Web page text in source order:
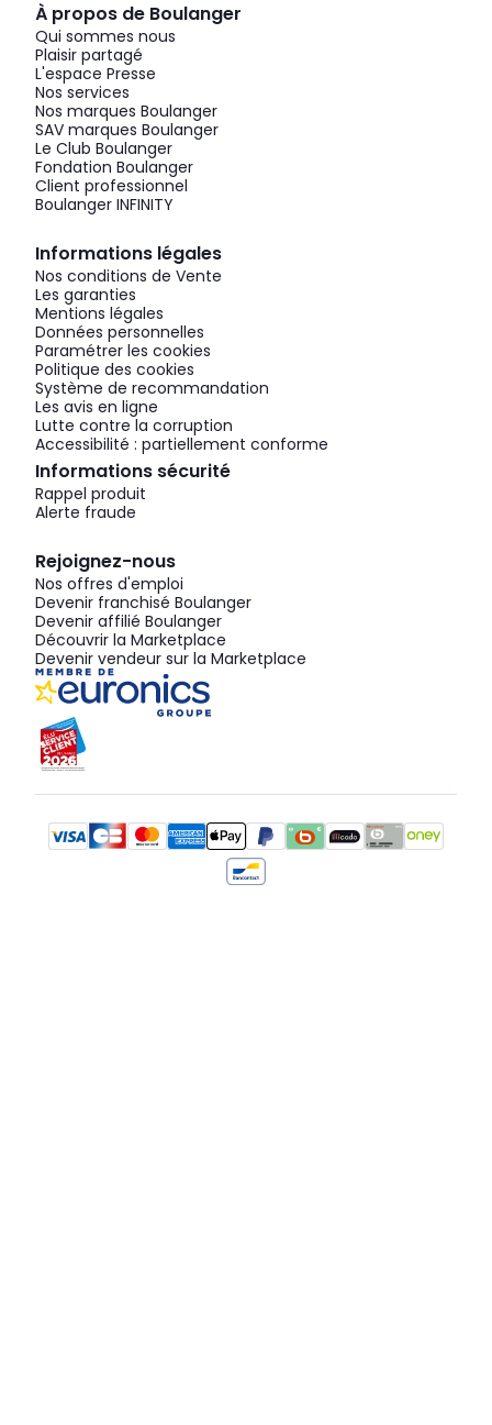
À propos de Boulanger
Qui sommes nous
Plaisir partagé
L'espace Presse
Nos services
Nos marques Boulanger
SAV marques Boulanger
Le Club Boulanger
Fondation Boulanger
Client professionnel
Boulanger INFINITY
Informations légales
Nos conditions de Vente
Les garanties
Mentions légales
Données personnelles
Paramétrer les cookies
Politique des cookies
Système de recommandation
Les avis en ligne
Lutte contre la corruption
Accessibilité : partiellement conforme
Informations sécurité
Rappel produit
Alerte fraude
Rejoignez-nous
Nos offres d'emploi
Devenir franchisé Boulanger
Devenir affilié Boulanger
Découvrir la Marketplace
Devenir vendeur sur la Marketplace